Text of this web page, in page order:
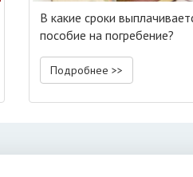
В какие сроки
пособие на погребение?
Подробнее >>